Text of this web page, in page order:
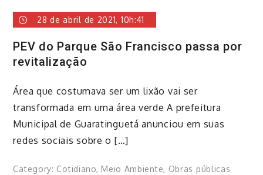
28 de abril de 2021, 10h:41
PEV do Parque São Francisco passa por
revitalização
Área que costumava ser um lixão vai ser
transformada em uma área verde A prefeitura
Municipal de Guaratinguetá anunciou em suas
redes sociais sobre o […]
Category: Cotidiano, Meio Ambiente, Obras públicas